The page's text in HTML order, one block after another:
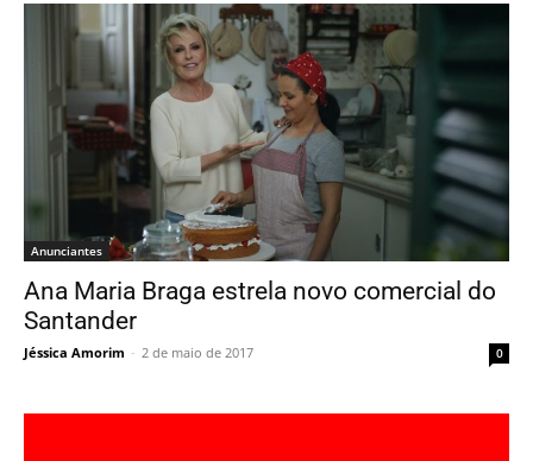
Anunciantes
Ana Maria Braga estrela novo comercial do
Santander
Jéssica Amorim - 2 de maio de 2017 0